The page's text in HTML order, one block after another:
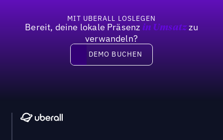
MIT UBERALL LOSLEGEN
Bereit, deine lokale Präsenz in Umsatzzu
verwandeln?
DEMO BUCHEN
DEMO BUCHEN